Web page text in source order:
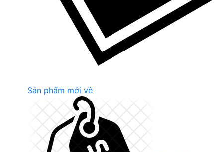
Sản phẩm mới về